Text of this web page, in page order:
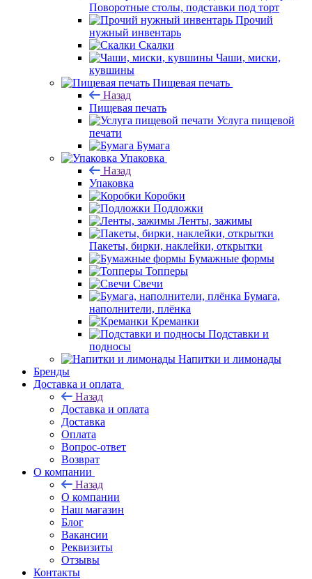
Поворотные столы, подставки под торт
Прочий
нужный инвентарь
Скалки
Чаши, миски,
кувшины
Пищевая печать
Назад
Пищевая печать
Услуга пищевой
печати
Бумага
Упаковка
Назад
Упаковка
Коробки
Подложки
Ленты, зажимы
Пакеты, бирки, наклейки, открытки
Бумажные формы
Топперы
Свечи
Бумага,
наполнители, плёнка
Креманки
Подставки и
подносы
Напитки и лимонады
Бренды
Доставка и оплата
Назад
Доставка и оплата
Доставка
Оплата
Вопрос-ответ
Возврат
О компании
Назад
О компании
Наш магазин
Блог
Вакансии
Реквизиты
Отзывы
Контакты